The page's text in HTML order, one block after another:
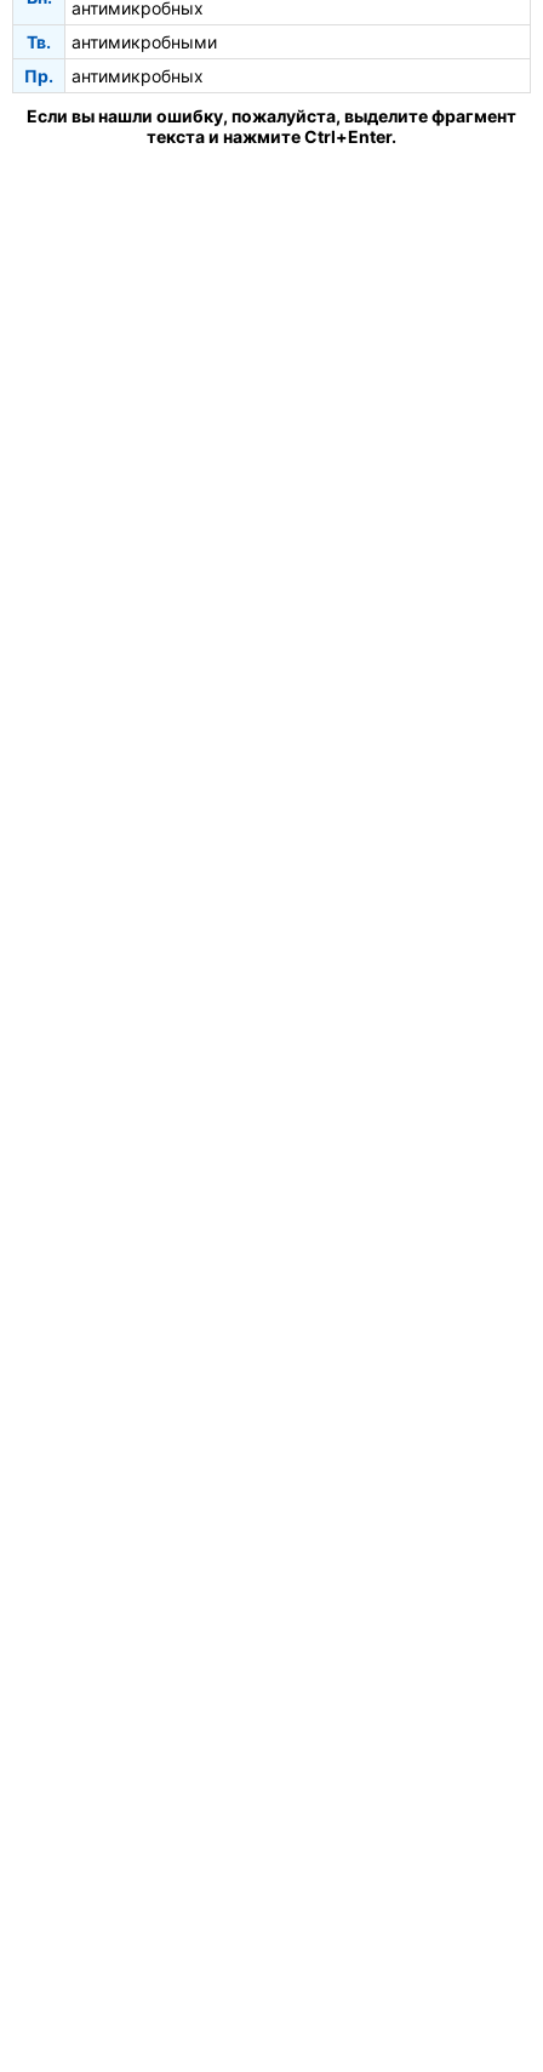
антимикробных
Тв.
антимикробными
Пр.
антимикробных
Если вы нашли ошибку, пожалуйста, выделите фрагмент
текста и нажмите Ctrl+Enter.